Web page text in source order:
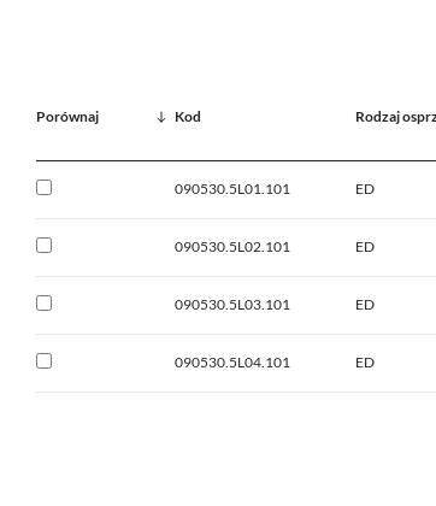
Porównaj Kod Rodzaj
090530.5L01.101 ED
090530.5L02.101 ED
090530.5L03.101 ED
090530.5L04.101 ED